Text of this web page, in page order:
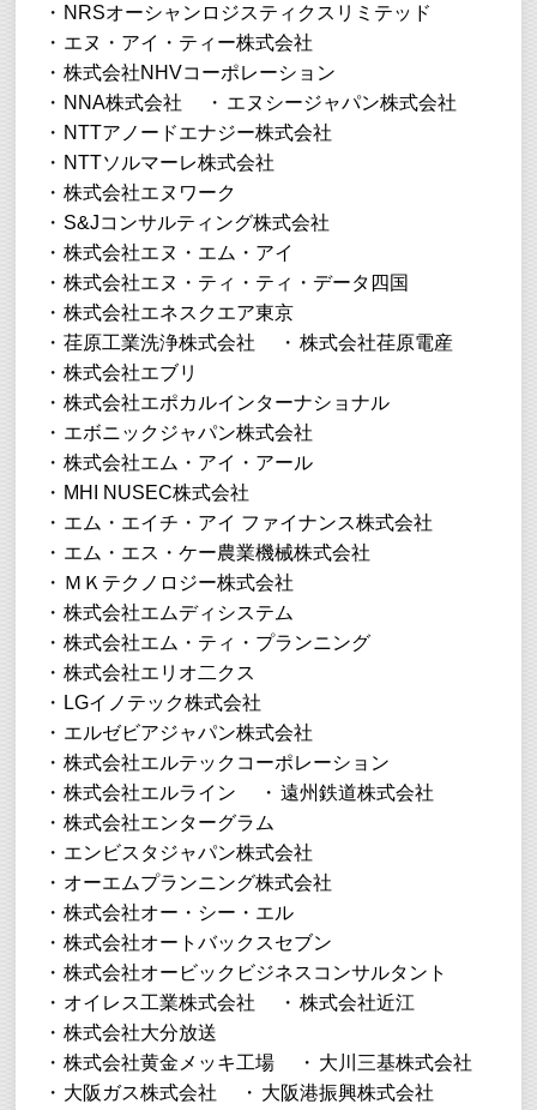
NRSオーシャンロジスティクスリミテッド
エヌ・アイ・ティー株式会社
株式会社NHVコーポレーション
NNA株式会社
エヌシージャパン株式会社
NTTアノードエナジー株式会社
NTTソルマーレ株式会社
株式会社エヌワーク
S&Jコンサルティング株式会社
株式会社エヌ・エム・アイ
株式会社エヌ・ティ・ティ・データ四国
株式会社エネスクエア東京
荏原工業洗浄株式会社
株式会社荏原電産
株式会社エブリ
株式会社エポカルインターナショナル
エボニックジャパン株式会社
株式会社エム・アイ・アール
MHI NUSEC株式会社
エム・エイチ・アイ ファイナンス株式会社
エム・エス・ケー農業機械株式会社
ＭＫテクノロジー株式会社
株式会社エムディシステム
株式会社エム・ティ・プランニング
株式会社エリオ二クス
LGイノテック株式会社
エルゼビアジャパン株式会社
株式会社エルテックコーポレーション
株式会社エルライン
遠州鉄道株式会社
株式会社エンターグラム
エンビスタジャパン株式会社
オーエムプランニング株式会社
株式会社オー・シー・エル
株式会社オートバックスセブン
株式会社オービックビジネスコンサルタント
オイレス工業株式会社
株式会社近江
株式会社大分放送
株式会社黄金メッキ工場
大川三基株式会社
大阪ガス株式会社
大阪港振興株式会社